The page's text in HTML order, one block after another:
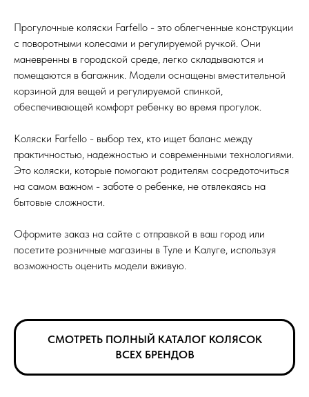
Прогулочные коляски Farfello - это облегченные конструкции
с поворотными колесами и регулируемой ручкой. Они
маневренны в городской среде, легко складываются и
помещаются в багажник. Модели оснащены вместительной
корзиной для вещей и регулируемой спинкой,
обеспечивающей комфорт ребенку во время прогулок.
Коляски Farfello - выбор тех, кто ищет баланс между
практичностью, надежностью и современными технологиями.
Это коляски, которые помогают родителям сосредоточиться
на самом важном - заботе о ребенке, не отвлекаясь на
бытовые сложности.
Оформите заказ на сайте с отправкой в ваш город или
посетите розничные магазины в Туле и Калуге, используя
возможность оценить модели вживую.
СМОТРЕТЬ ПОЛНЫЙ КАТАЛОГ КОЛЯСОК
ВСЕХ БРЕНДОВ